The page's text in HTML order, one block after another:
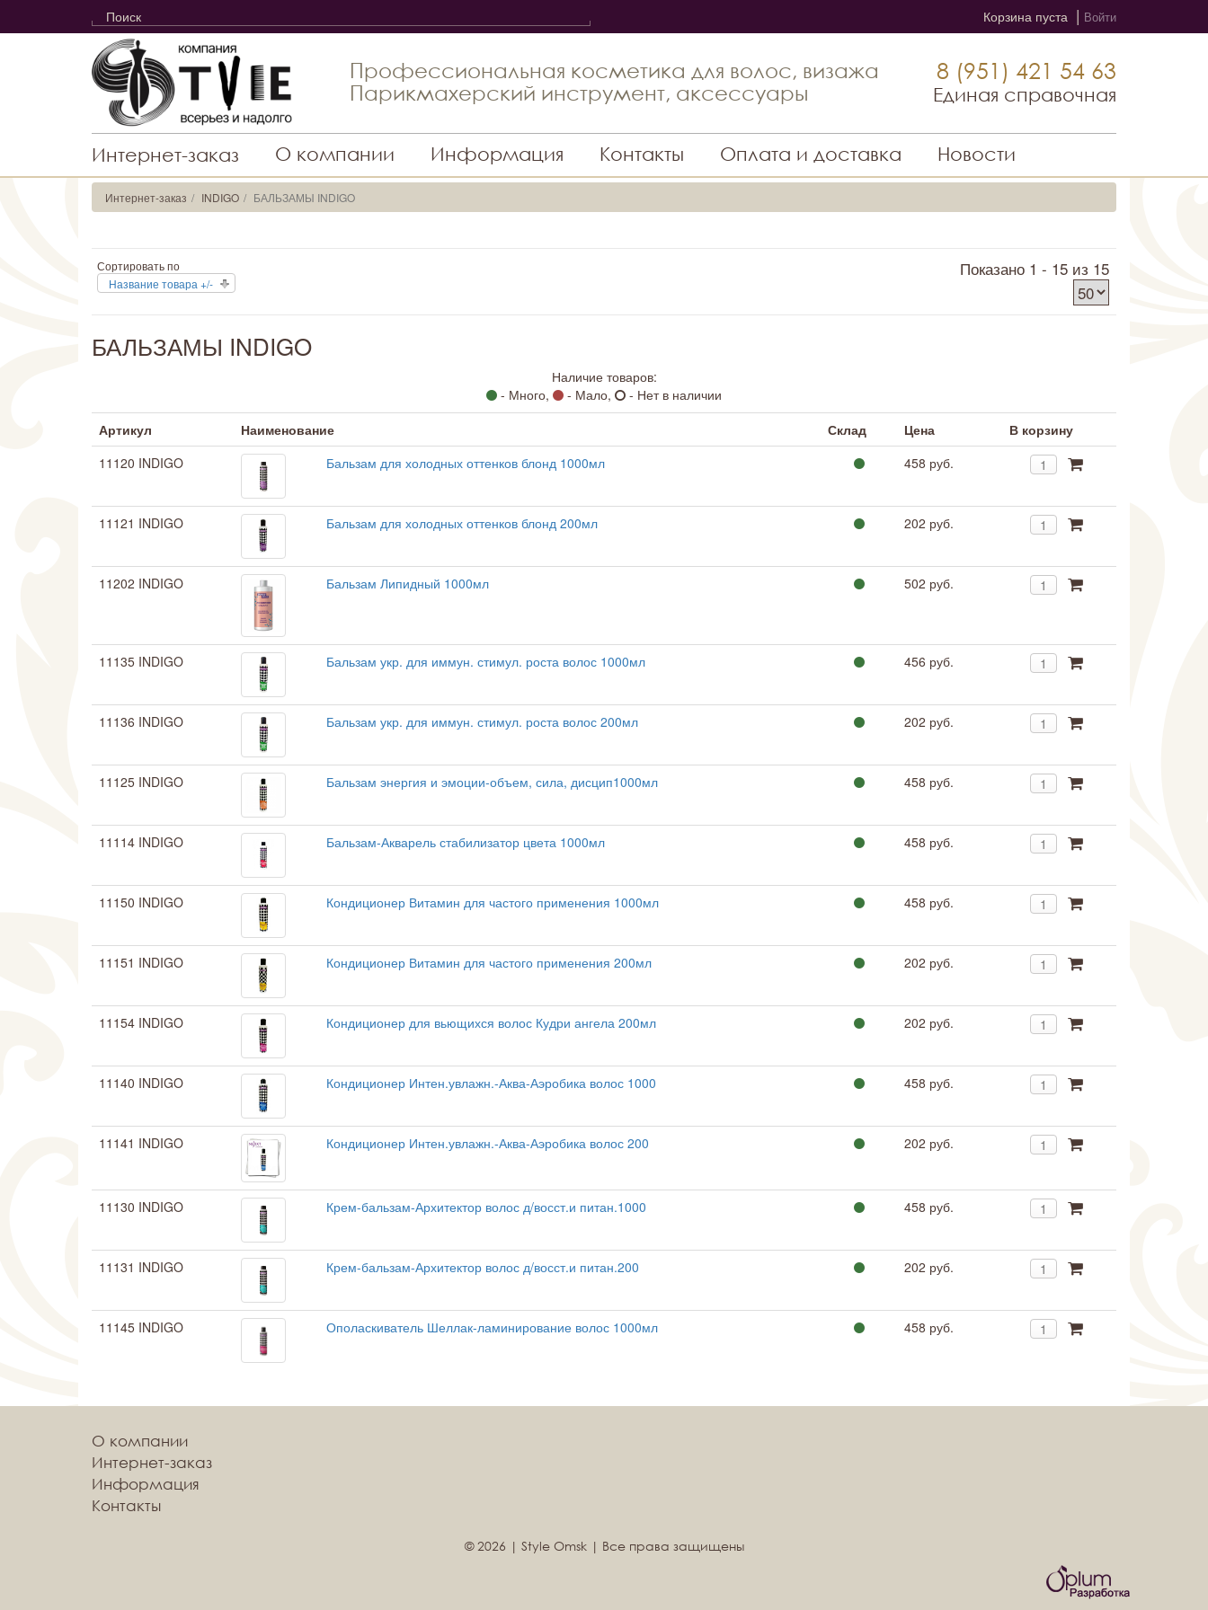
Корзина пуста | Войти
Профессиональная косметика для волос, визажа
Парикмахерский инструмент, аксессуары
8 (951) 421 54 63
Единая справочная
Интернет-заказ О компании Информация Контакты Оплата и доставка Новости
Интернет-заказ INDIGO БАЛЬЗАМЫ INDIGO
Сортировать по
Название товара +/-
Показано 1 - 15 из 15
БАЛЬЗАМЫ INDIGO
Наличие товаров:
- Много,
- Мало,
- Нет в наличии
Артикул
Наименование Склад Цена
В корзину
11120 INDIGO
Бальзам для холодных оттенков блонд 1000мл 458 руб.
11121 INDIGO Бальзам для холодных оттенков блонд 200мл 202 руб.
11202 INDIGO Бальзам Липидный 1000мл 502 руб.
11135 INDIGO Бальзам укр. для иммун. стимул. роста волос 1000мл 456 руб.
11136 INDIGO Бальзам укр. для иммун. стимул. роста волос 200мл 202 руб.
11125 INDIGO Бальзам энергия и эмоции-объем, сила, дисцип1000мл 458 руб.
11114 INDIGO Бальзам-Акварель стабилизатор цвета 1000мл 458 руб.
11150 INDIGO Кондиционер Витамин для частого применения 1000мл 458 руб.
11151 INDIGO Кондиционер Витамин для частого применения 200мл 202 руб.
11154 INDIGO Кондиционер для вьющихся волос Кудри ангела 200мл 202 руб.
11140 INDIGO Кондиционер Интен.увлажн.-Аква-Аэробика волос 1000 458 руб.
11141 INDIGO Кондиционер Интен.увлажн.-Аква-Аэробика волос 200 202 руб.
11130 INDIGO Крем-бальзам-Архитектор волос д/восст.и питан.1000 458 руб.
11131 INDIGO Крем-бальзам-Архитектор волос д/восст.и питан.200 202 руб.
11145 INDIGO Ополаскиватель Шеллак-ламинирование волос 1000мл 458 руб.
О компании
Интернет-заказ
Информация
Контакты
© 2026 | Style Omsk | Все права защищены